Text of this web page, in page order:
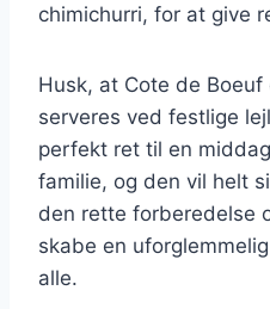
chimichurri, for at give
Husk, at Cote de
serveres ved festlige
perfekt ret til en
familie, og den vil helt
den rette forberedelse
skabe en
alle.